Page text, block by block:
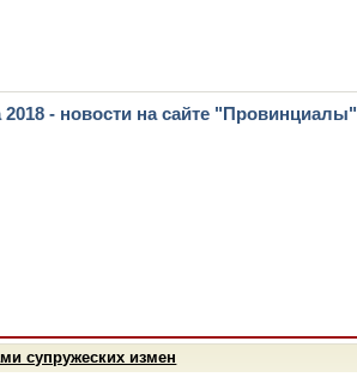
2018 - новости на сайте "Провинциалы"
супружеских измен